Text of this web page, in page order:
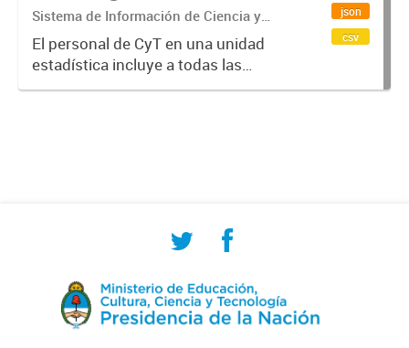
Sistema de Información de Ciencia y
Tecnología Argentino (SICYTAR)
El personal de CyT en una unidad
estadística incluye a todas las
personas involucradas
json
csv